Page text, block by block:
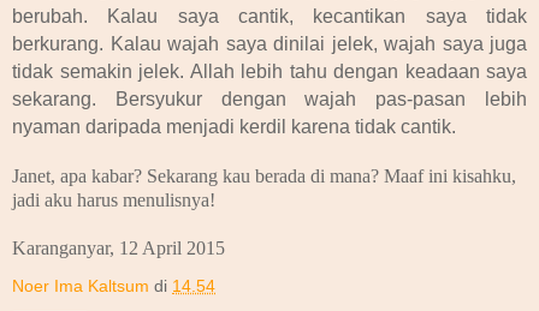
berubah. Kalau saya cantik, kecantikan saya tidak
berkurang. Kalau wajah saya dinilai jelek, wajah saya juga
tidak semakin jelek. Allah lebih tahu dengan keadaan saya
sekarang. Bersyukur dengan wajah pas-pasan lebih
nyaman daripada menjadi kerdil karena tidak cantik.
Janet, apa kabar? Sekarang kau berada di mana? Maaf ini kisahku,
jadi aku harus menulisnya!
Karanganyar, 12 April 2015
Noer Ima Kaltsum di 14.54